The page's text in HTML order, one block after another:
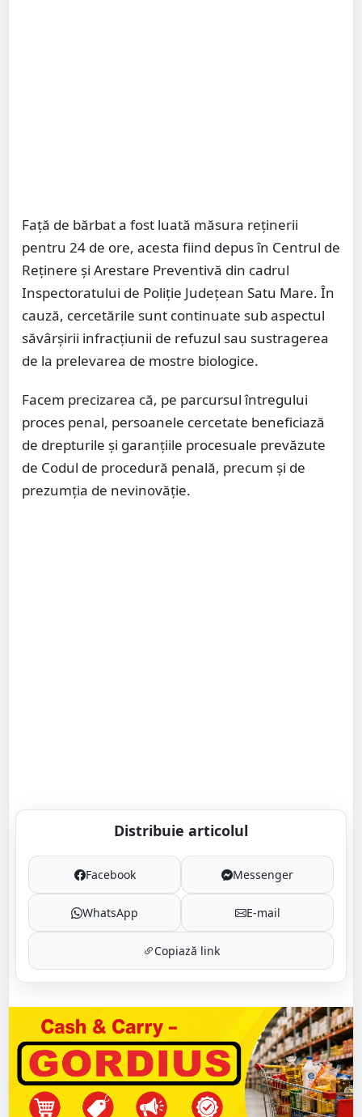
Față de bărbat a fost luată măsura reținerii
pentru 24 de ore, acesta fiind depus în Centrul de
Reținere și Arestare Preventivă din cadrul
Inspectoratului de Poliție Județean Satu Mare. În
cauză, cercetările sunt continuate sub aspectul
săvârșirii infracțiunii de refuzul sau sustragerea
de la prelevarea de mostre biologice.
Facem precizarea că, pe parcursul întregului
proces penal, persoanele cercetate beneficiază
de drepturile și garanțiile procesuale prevăzute
de Codul de procedură penală, precum și de
prezumția de nevinovăție.
Distribuie articolul
Facebook Messenger
WhatsApp E-mail
Copiază link